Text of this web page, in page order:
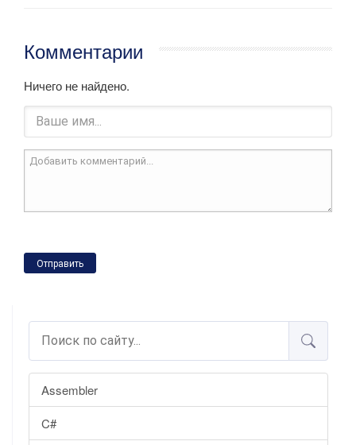
Assembler
C#
Комментарии
Ничего не найдено.
Отправить